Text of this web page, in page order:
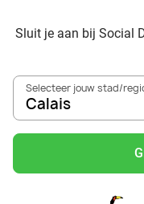
Sluit je aan bij Social
Selecteer jouw stad/
Calais
Visitez Eauzone SPA
Allez au spa à Calais